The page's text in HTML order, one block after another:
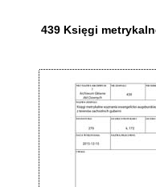
439 Księgi